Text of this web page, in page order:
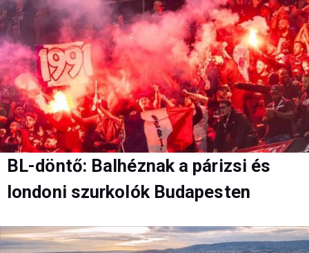
BL-döntő: Balhéznak a párizsi és
londoni szurkolók Budapesten